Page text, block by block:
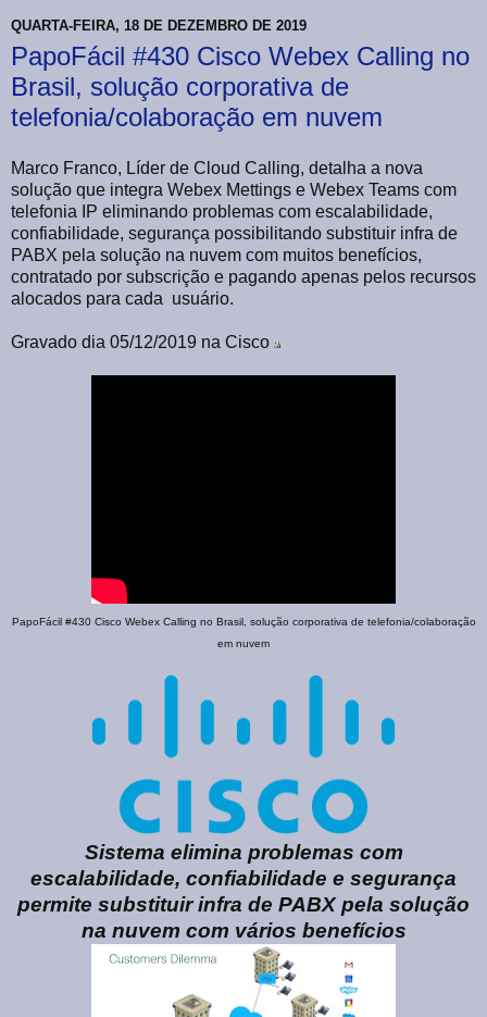
QUARTA-FEIRA, 18 DE DEZEMBRO DE 2019
PapoFácil #430 Cisco Webex Calling no
Brasil, solução corporativa de
telefonia/colaboração em nuvem
Marco Franco, Líder de Cloud Calling, detalha a nova
solução que integra Webex Mettings e Webex Teams com
telefonia IP eliminando problemas com escalabilidade,
confiabilidade, segurança possibilitando substituir infra de
PABX pela solução na nuvem com muitos benefícios,
contratado por subscrição e pagando apenas pelos recursos
alocados para cada usuário.
Gravado dia 05/12/2019 na Cisco
PapoFácil #430 Cisco Webex Calling no Brasil, solução corporativa de telefonia/colaboração
em nuvem
Sistema elimina problemas com
escalabilidade, confiabilidade e segurança
permite substituir infra de PABX pela solução
na nuvem com vários benefícios